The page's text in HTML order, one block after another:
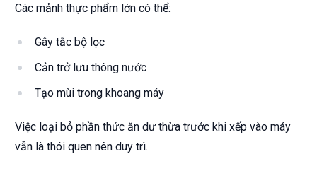
Các mảnh thực phẩm lớn có thể:
Gây tắc bộ lọc
Cản trở lưu thông nước
Tạo mùi trong khoang máy
Việc loại bỏ phần thức ăn dư thừa trước khi xếp vào máy
vẫn là thói quen nên duy trì.